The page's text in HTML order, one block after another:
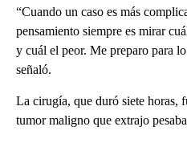
“Cuando un caso es más
pensamiento siempre es mirar
y cuál el peor. Me preparo para
señaló.
La cirugía, que duró siete horas,
tumor maligno que extrajo